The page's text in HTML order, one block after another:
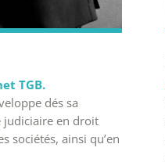
TGB.
dés sa
judiciaire en droit
sociétés, ainsi qu’en